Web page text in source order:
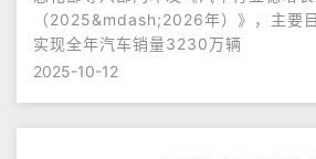
（2025&mdash;2026年）》，主要
实现全年汽车销量3230万辆
2025-10-12